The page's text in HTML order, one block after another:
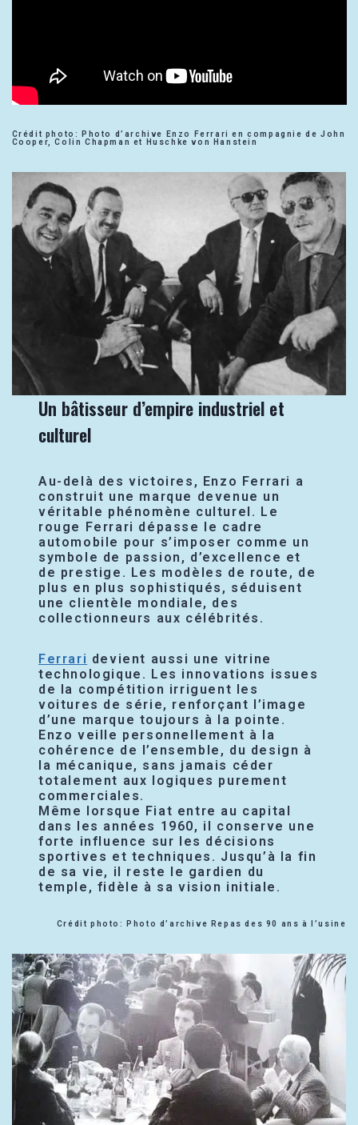
Crédit photo: Photo d’archive Enzo Ferrari en compagnie de John
Cooper, Colin Chapman et Huschke von Hanstein
Un bâtisseur d’empire industriel et
culturel
Au-delà des victoires, Enzo Ferrari a
construit une marque devenue un
véritable phénomène culturel. Le
rouge Ferrari dépasse le cadre
automobile pour s’imposer comme un
symbole de passion, d’excellence et
de prestige. Les modèles de route, de
plus en plus sophistiqués, séduisent
une clientèle mondiale, des
collectionneurs aux célébrités.
Ferrari devient aussi une vitrine
technologique. Les innovations issues
de la compétition irriguent les
voitures de série, renforçant l’image
d’une marque toujours à la pointe.
Enzo veille personnellement à la
cohérence de l’ensemble, du design à
la mécanique, sans jamais céder
totalement aux logiques purement
commerciales.
Même lorsque Fiat entre au capital
dans les années 1960, il conserve une
forte influence sur les décisions
sportives et techniques. Jusqu’à la fin
de sa vie, il reste le gardien du
temple, fidèle à sa vision initiale.
Crédit photo: Photo d’archive Repas des 90 ans à l’usine